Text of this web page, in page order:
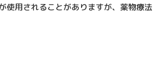
使用されることがありますが、薬物療法